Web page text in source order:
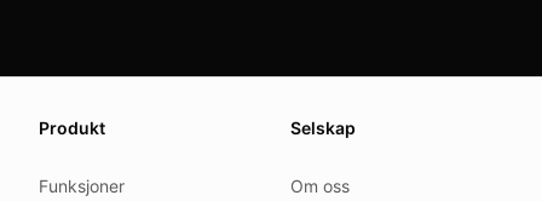
We update this page when our platform or the law
Produkt
Funksjoner
Selskap
Om oss